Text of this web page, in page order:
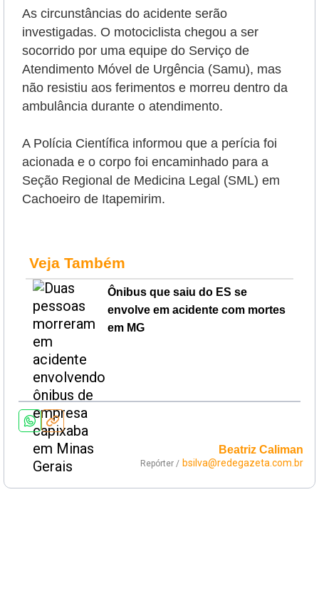
As circunstâncias do acidente serão
investigadas. O motociclista chegou a ser
socorrido por uma equipe do Serviço de
Atendimento Móvel de Urgência (Samu), mas
não resistiu aos ferimentos e morreu dentro da
ambulância durante o atendimento.
A Polícia Científica informou que a perícia foi
acionada e o corpo foi encaminhado para a
Seção Regional de Medicina Legal (SML) em
Cachoeiro de Itapemirim.
Veja Também
Ônibus que saiu do ES se
envolve em acidente com mortes
em MG
Beatriz Caliman
Repórter / bsilva@redegazeta.com.br